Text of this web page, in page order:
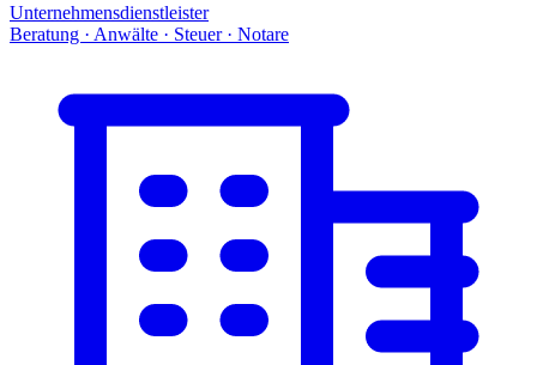
Unternehmensdienstleister
Beratung · Anwälte · Steuer · Notare